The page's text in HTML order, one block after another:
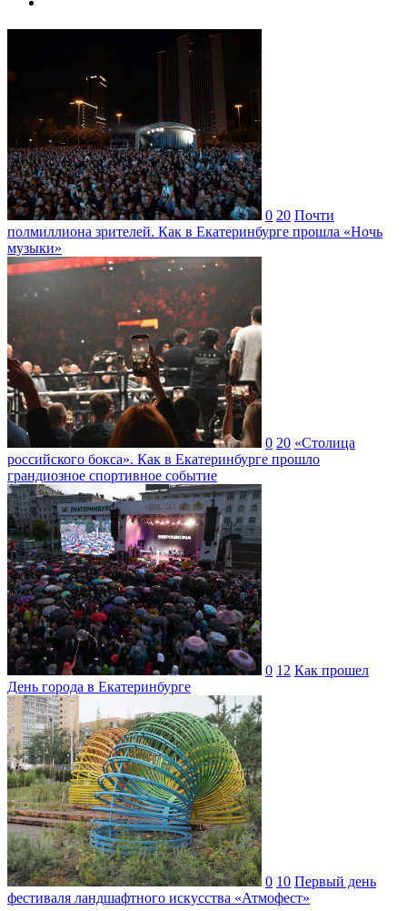
0 20 Почти
полмиллиона зрителей. Как в Екатеринбурге прошла «Ночь
музыки»
0 20 «Столица
российского бокса». Как в Екатеринбурге прошло
грандиозное спортивное событие
0 12 Как прошел
День города в Екатеринбурге
0 10 Первый день
фестиваля ландшафтного искусства «Атмофест»